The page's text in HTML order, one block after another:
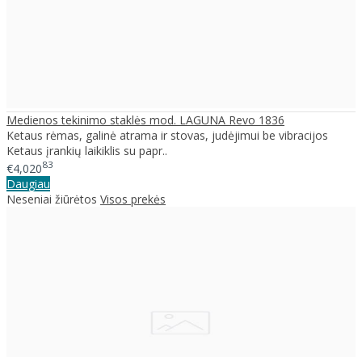
Medienos tekinimo staklės mod. LAGUNA Revo 1836
Ketaus rėmas, galinė atrama ir stovas, judėjimui be vibracijos
Ketaus įrankių laikiklis su papr..
€4,02083
Daugiau
Neseniai žiūrėtos Visos prekės